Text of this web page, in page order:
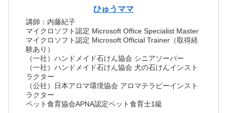
ひゅうママ
講師：内藤紀子
マイクロソフト認定 Microsoft Office Specialist Master
マイクロソフト認定 Microsoft Official Trainer（取得経
験あり）
（一社）ハンドメイド石けん協会 シニアソーパー
（一社）ハンドメイド石けん協会 犬の石けんインスト
ラクター
（公社）日本アロマ環境協会 アロマテラピーインスト
ラクター
ペット食育協会APNA認定ペット食育士1級